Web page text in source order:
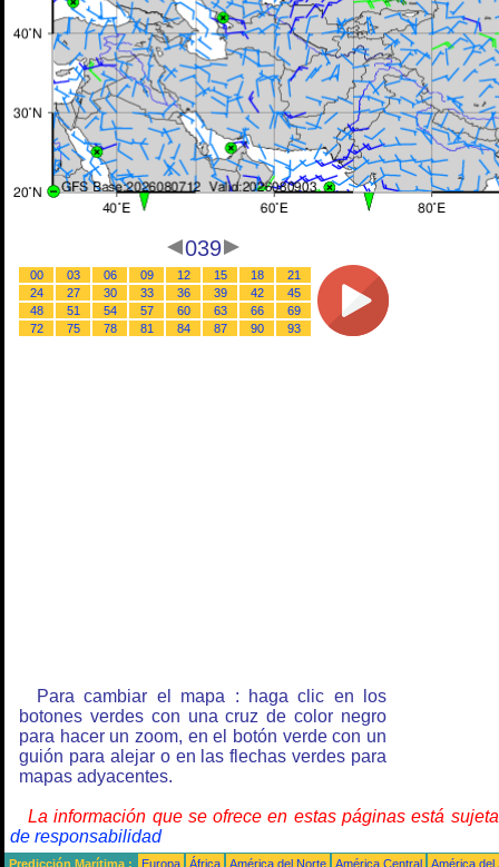
039
00 03 06 09 12 15 18
21
24
27 30 33 36 39 42
45
48
51 54 57 60 63 66
69
72
75 78 81 84 87 90 93
Para cambiar el mapa : haga clic en los
botones verdes con una cruz de color negro
para hacer un zoom, en el botón verde con un
guión para alejar o en las flechas verdes para
mapas adyacentes.
La información que se ofrece en estas páginas está
de responsabilidad
Predicción Marítima : Europa África América del Norte América Central
América del